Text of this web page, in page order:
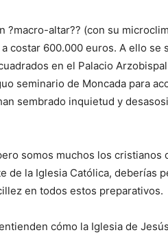
?macro-altar?? (con su
costar 600.000 euros. A ello se
en el Palacio
seminario de Moncada para
sembrado inquietud y
somos muchos los cristianos
de la Iglesia Católica, deberías
en todos estos preparativos.
cómo la Iglesia de